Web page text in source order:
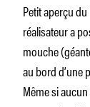
Petit aperçu
réalisateur a
mouche
au bord d’une
Même si